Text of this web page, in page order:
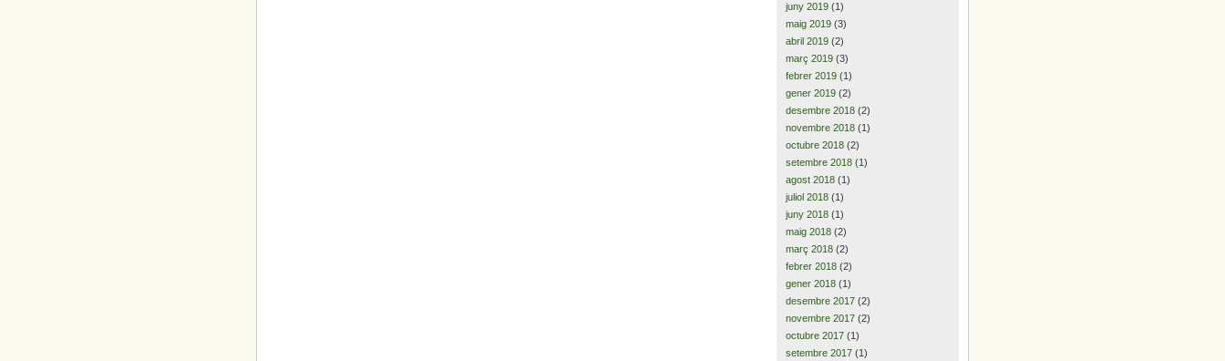
juny 2019 (1)
maig 2019 (3)
abril 2019 (2)
març 2019 (3)
febrer 2019 (1)
gener 2019 (2)
desembre 2018 (2)
novembre 2018 (1)
octubre 2018 (2)
setembre 2018 (1)
agost 2018 (1)
juliol 2018 (1)
juny 2018 (1)
maig 2018 (2)
març 2018 (2)
febrer 2018 (2)
gener 2018 (1)
desembre 2017 (2)
novembre 2017 (2)
octubre 2017 (1)
setembre 2017 (1)